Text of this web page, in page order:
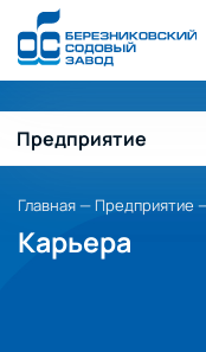
Предприятие
История завода
Технология
Главная— Предприятие
Карьера